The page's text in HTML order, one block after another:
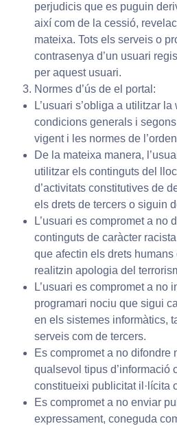
perjudicis que es puguin
així com de la cessió,
mateixa. Tots els serveis o
contrasenya d’un usuari
per aquest usuari.
Normes d’ús de el portal:
L’usuari s’obliga a utilitzar
condicions generals i
vigent i les normes de
De la mateixa manera,
utilitzar els continguts del
d’activitats constitutives de
els drets de tercers o siguin
L’usuari es compromet a no
continguts de caràcter
que afectin els drets
realitzin apologia del
L’usuari es compromet a no
programari nociu que sigui
en els sistemes informàtics,
serveis com de tercers.
Es compromet a no difondre
qualsevol tipus d’informació
constitueixi publicitat il·lícita
Es compromet a no enviar
expressament, coneguda